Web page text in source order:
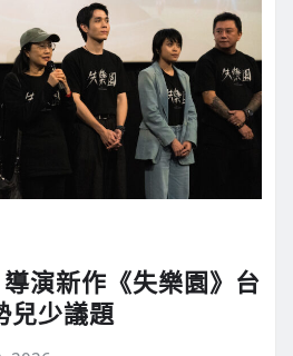
導演新作《失樂園》台
兒少議題